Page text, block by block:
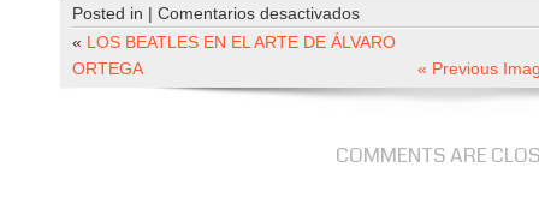
Posted in | Comentarios desactivadosen
ETSY-
1
« LOS BEATLES EN EL ARTE DE ÁLVARO
ORTEGA
« Previous
COMMENTS ARE